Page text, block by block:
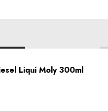
Liqui Moly 300ml